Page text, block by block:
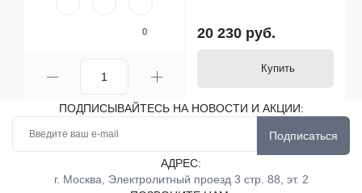
0 20 230 руб.
Купить
ПОДПИСЫВАЙТЕСЬ НА НОВОСТИ И АКЦИИ:
Подписаться
АДРЕС:
г. Москва, Электролитный проезд 3 стр. 88, эт. 2